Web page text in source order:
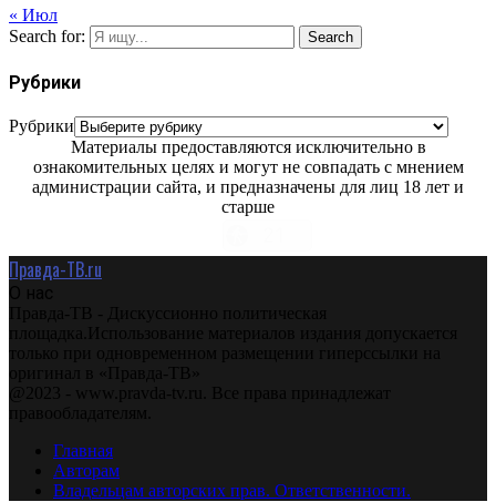
« Июл
Search for:
Search
Рубрики
Рубрики
Материалы предоставляются исключительно в
ознакомительных целях и могут не совпадать с мнением
администрации сайта, и предназначены для лиц 18 лет и
старше
Правда-ТВ.ru
О нас
Правда-ТВ - Дискуссионно политическая
площадка.Использование материалов издания допускается
только при одновременном размещении гиперссылки на
оригинал в «Правда-ТВ»
@2023 - www.pravda-tv.ru. Все права принадлежат
правообладателям.
Главная
Авторам
Владельцам авторских прав. Ответственности.